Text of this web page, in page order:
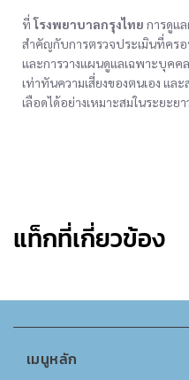
ที่โรงพยาบาลกรุงไทย การดูแ
สำคัญกับการตรวจประเมินที่ครอ
และการวางแผนดูแลเฉพาะบุค
เท่าทันความเสี่ยงของตนเอง แล
เลือดได้อย่างเหมาะสมในระยะยา
แท็กที่เกี่ยวข้อง
เมนูหลัก